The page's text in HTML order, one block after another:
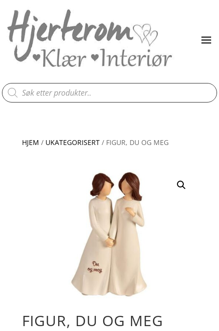
Products
search
HJEM / UKATEGORISERT/ FIGUR, DU OG MEG
FIGUR, DU OG MEG